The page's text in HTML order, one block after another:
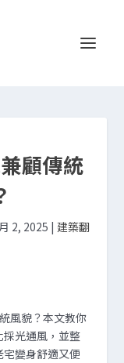
顧傳統
2, 2025 | 建築翻
風貌？本文教你
光通風，並整
變身舒適又便